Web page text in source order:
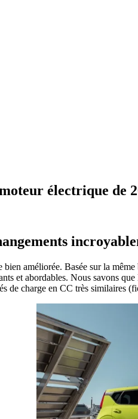
électrique de
bien améliorée. Basée sur la
et abordables. Nous savons
de charge en CC très similaires